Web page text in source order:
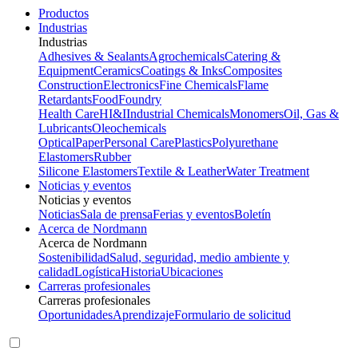
Productos
Industrias
Industrias
Adhesives & SealantsAgrochemicalsCatering &
EquipmentCeramicsCoatings & InksComposites
ConstructionElectronicsFine ChemicalsFlame
RetardantsFoodFoundry
Health CareHI&IIndustrial ChemicalsMonomersOil, Gas &
LubricantsOleochemicals
OpticalPaperPersonal CarePlasticsPolyurethane
ElastomersRubber
Silicone ElastomersTextile & LeatherWater Treatment
Noticias y eventos
Noticias y eventos
NoticiasSala de prensaFerias y eventosBoletín
Acerca de Nordmann
Acerca de Nordmann
SostenibilidadSalud, seguridad, medio ambiente y
calidadLogísticaHistoriaUbicaciones
Carreras profesionales
Carreras profesionales
OportunidadesAprendizajeFormulario de solicitud